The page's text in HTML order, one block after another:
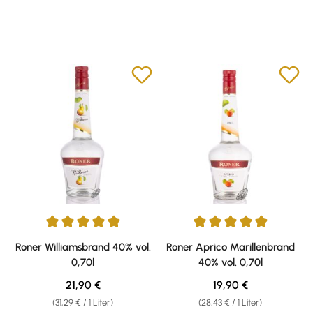
Durchschnittliche Bewertung von 4.92 von 5 Sternen
Roner Williamsbrand 40% vol.
0,70l
(31,29 € / 1 Liter)
Regulärer Preis:
21,90 €
Durchschnittliche Bewertung
Roner Aprico Marillenbrand
40% vol. 0,70l
(28,43 € / 1 Liter)
Regulärer Preis:
19,90 €